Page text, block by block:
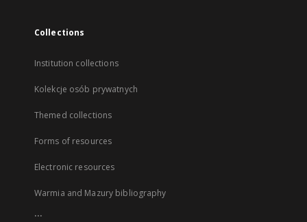
Collections
Institution collections
Kolekcje osób prywatnych
Themed collections
Forms of resources
Electronic resources
Warmia and Mazury bibliography
...